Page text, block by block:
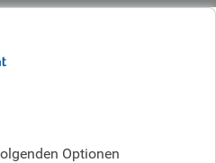
Optionen